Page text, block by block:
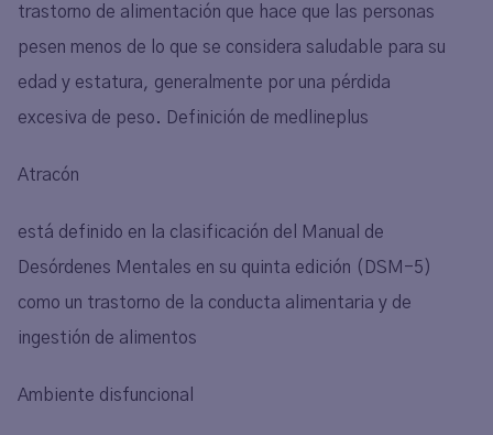
trastorno de alimentación que hace que las personas
pesen menos de lo que se considera saludable para su
edad y estatura, generalmente por una pérdida
excesiva de peso. Definición de medlineplus
Atracón
está definido en la clasificación del Manual de
Desórdenes Mentales en su quinta edición (DSM-5)
como un trastorno de la conducta alimentaria y de
ingestión de alimentos
Ambiente disfuncional